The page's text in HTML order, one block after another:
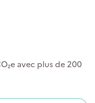
avec plus de 200